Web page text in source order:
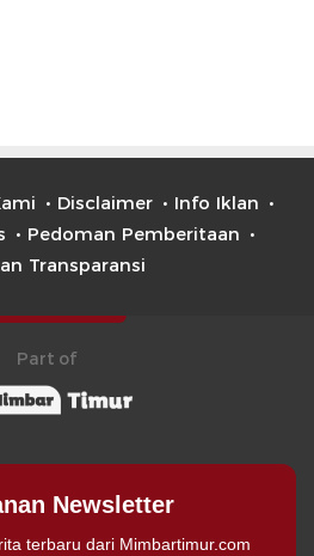
Disclaimer
Info Iklan
Pedoman Pemberitaan
Transparansi
Part of
Newsletter
terbaru dari Mimbartimur.com